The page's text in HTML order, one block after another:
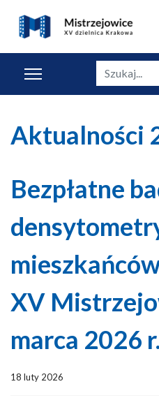
Szukaj
Aktualności
Bezpłatne
XV
marca 2026 r.
18 luty 2026